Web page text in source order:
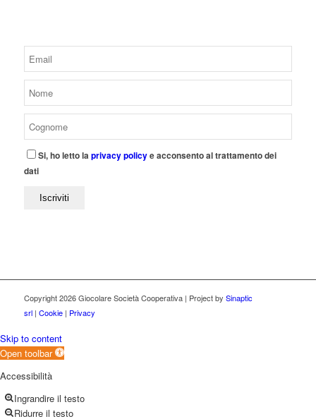
Si, ho letto la privacy policye acconsento al trattamento dei
dati
Copyright2026 Giocolare Società Cooperativa | Project by Sinaptic
srl| Cookie| Privacy
Skip to content
Open toolbar
Accessibilità
Ingrandire il testo
Ridurre il testo